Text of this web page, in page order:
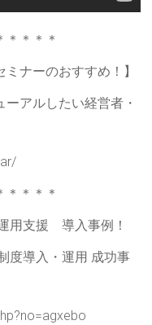
＊＊＊＊
ナーのおすすめ！】
アルしたい経営者・
＊＊＊＊
用支援 導入事例！
度導入・運用 成功事